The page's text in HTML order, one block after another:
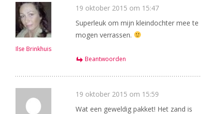
Ilse Brinkhuis
19 oktober 2015 om 15:47
Superleuk om mijn kleindochter mee te
mogen verrassen.
Beantwoorden
19 oktober 2015 om 15:59
Wat een geweldig pakket! Het zand is